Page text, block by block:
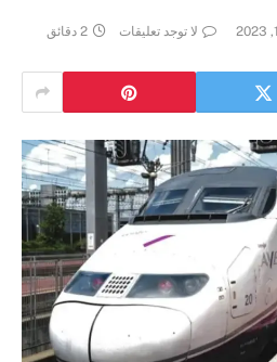
لا توجد تعليقات 2 دقائق